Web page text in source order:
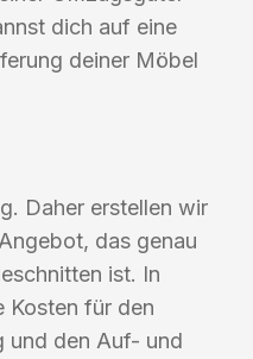
dich auf eine
deiner Möbel
Daher erstellen wir
das genau
ist. In
Kosten für den
und den Auf- und